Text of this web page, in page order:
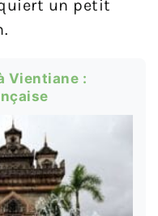
un petit
Vientiane :